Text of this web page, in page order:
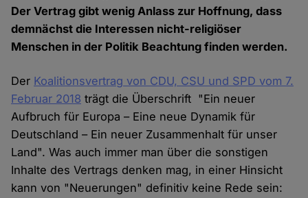
Der Vertrag gibt wenig Anlass zur Hoffnung, dass
demnächst die Interessen nicht-religiöser
Menschen in der Politik Beachtung finden werden.
Der Koalitionsvertrag von CDU, CSU und SPD vom 7.
Februar 2018 trägt die Überschrift "Ein neuer
Aufbruch für Europa – Eine neue Dynamik für
Deutschland – Ein neuer Zusammenhalt für unser
Land". Was auch immer man über die sonstigen
Inhalte des Vertrags denken mag, in einer Hinsicht
kann von "Neuerungen" definitiv keine Rede sein: